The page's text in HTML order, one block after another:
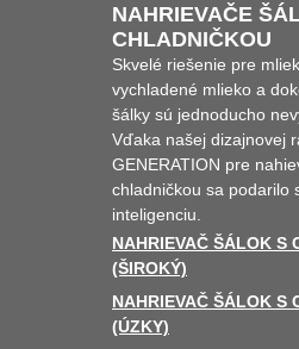
NAHRIEVAČE
CHLADNIČKOU
Skvelé riešenie pre
vychladené mlieko a
šálky sú jednoducho
Vďaka našej dizajnovej
GENERATION pre
chladničkou sa podarilo
inteligenciu.
NAHRIEVAČ ŠÁLOK S
(ŠIROKÝ)
NAHRIEVAČ ŠÁLOK S
(ÚZKY)